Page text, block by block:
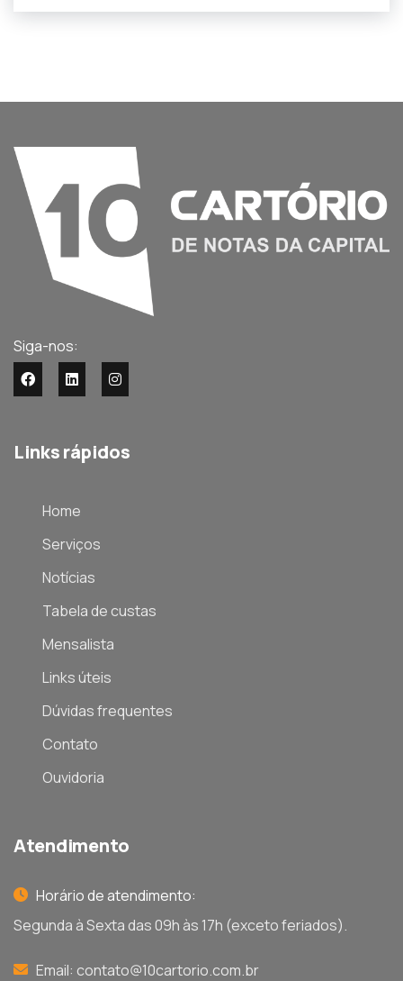
Siga-nos:
Links rápidos
Home
Serviços
Notícias
Tabela de custas
Mensalista
Links úteis
Dúvidas frequentes
Contato
Ouvidoria
Atendimento
Horário de atendimento:
Segunda à Sexta das 09h às 17h (exceto feriados).
Email: contato@10cartorio.com.br